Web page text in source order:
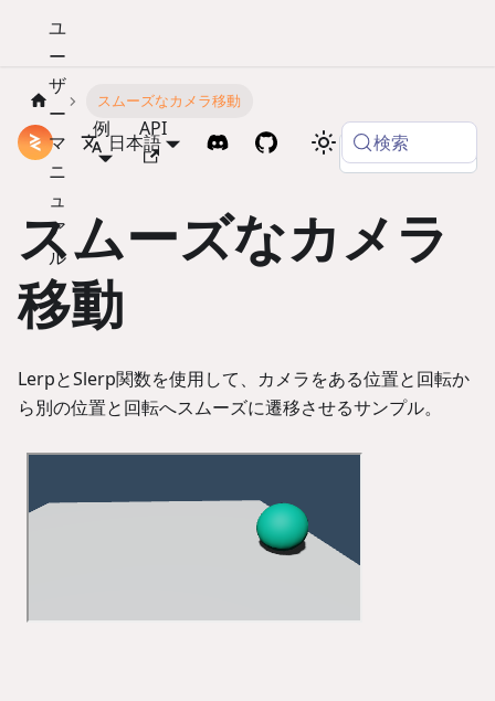
ドキュメント
ユ
ー
ザ
ー
マ
ニ
ュ
ア
ル
例 API
日本語 検索
スムーズなカメラ移動
Copy page
スムーズなカメラ
移動
LerpとSlerp関数を使用して、カメラをある位置と回転か
ら別の位置と回転へスムーズに遷移させるサンプル。